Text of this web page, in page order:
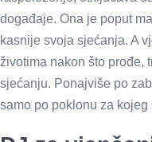
događaje. Ona je poput
kasnije svoja sjećanja. A
životima nakon što prođe,
sjećanju. Ponajviše po
samo po poklonu za